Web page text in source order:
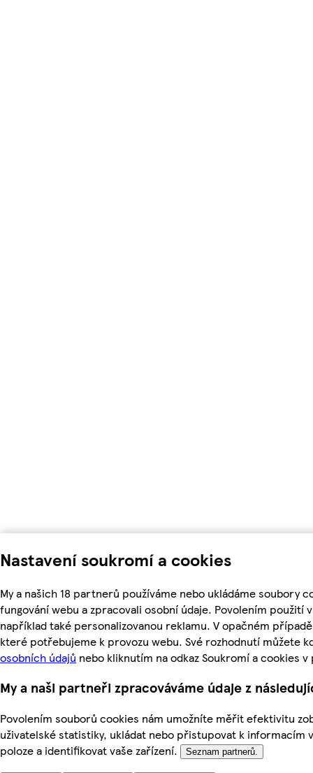
Nastavení soukromí a cookies
My a našich 18 partnerů používáme nebo ukládáme soubory
fungování webu a zpracovali osobní údaje. Povolením použití
například také personalizovanou reklamu. V opačném
které potřebujeme k provozu webu. Své rozhodnutí můžete
osobních údajů nebo kliknutím na odkaz Soukromí a cookies
My a naši partneři zpracováváme údaje z
Povolením souborů cookies nám umožníte měřit efektivitu
uživatelské statistiky, ukládat nebo přistupovat k informacím
poloze a identifikovat vaše zařízení.
Seznam partnerů.